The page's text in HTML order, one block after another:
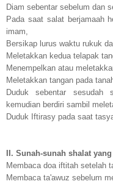
Diam sebentar sebelum dan
Pada saat salat berjamaah
imam,
Bersikap lurus waktu rukuk
Meletakkan kedua telapak
Menempelkan atau
Meletakkan tangan pada
Duduk sebentar sesudah
kemudian berdiri sambil
Duduk Iftirasy pada saat
II. Sunah-sunah shalat
Membaca doa iftitah setelah
Membaca ta'awuz sebelum